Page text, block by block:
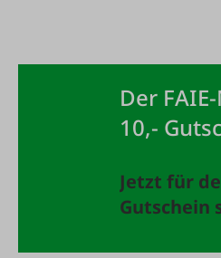
Der
10,-
Jetzt für
Gutschein